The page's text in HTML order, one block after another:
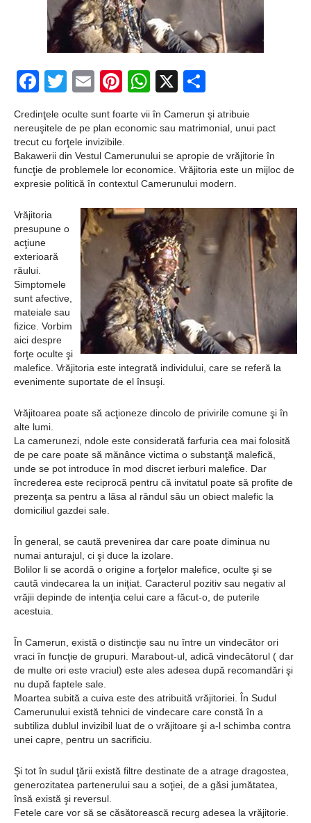
fericite ale Istoriei
Cimitirul bântuit din
Gest din disperare
în India
Băuturile în Bulgaria
Uimitoarea viaţă a
Teresei Neumann
Îngeri pe Marte
Îngerii salvează
oamenii de la
accidente
Ochii statuii
Fecioarei
sângerează
Facebook
Twitter
EmailPinterest
WhatsApp
X
Credinţele oculte sunt foarte vii în Camerun şi atribuie
nereuşitele de pe plan economic sau matrimonial, unui pact
trecut cu forţele invizibile.
Bakawerii din Vestul Camerunului se apropie de vrăjitorie în
funcţie de problemele lor economice. Vrăjitoria este un mijloc de
expresie politică în contextul Camerunului modern.
Vrăjitoria
presupune o
acţiune
exterioară
răului.
Simptomele
sunt afective,
mateiale sau
fizice. Vorbim
aici despre
forţe oculte şi
malefice. Vrăjitoria este integrată individului, care se referă la
evenimente suportate de el însuşi.
Vrăjitoarea poate să acţioneze dincolo de privirile comune şi în
alte lumi.
La camerunezi, ndole este considerată farfuria cea mai folosită
de pe care poate să mănânce victima o substanţă malefică,
unde se pot introduce în mod discret ierburi malefice. Dar
încrederea este reciprocă pentru că invitatul poate să profite de
prezenţa sa pentru a lăsa al rândul său un obiect malefic la
domiciliul gazdei sale.
În general, se caută prevenirea dar care poate diminua nu
numai anturajul, ci şi duce la izolare.
Bolilor li se acordă o origine a forţelor malefice, oculte şi se
caută vindecarea la un iniţiat. Caracterul pozitiv sau negativ al
vrăjii depinde de intenţia celui care a făcut-o, de puterile
acestuia.
În Camerun, există o distincţie sau nu între un vindecător ori
vraci în funcţie de grupuri. Marabout-ul, adică vindecătorul ( dar
de multe ori este vraciul) este ales adesea după recomandări şi
nu după faptele sale.
Moartea subită a cuiva este des atribuită vrăjitoriei. În Sudul
Camerunului există tehnici de vindecare care constă în a
subtiliza dublul invizibil luat de o vrăjitoare şi a-l schimba contra
unei capre, pentru un sacrificiu.
Şi tot în sudul ţării există filtre destinate de a atrage dragostea,
generozitatea partenerului sau a soţiei, de a găsi jumătatea,
însă există şi reversul.
Fetele care vor să se căsătorească recurg adesea la vrăjitorie.